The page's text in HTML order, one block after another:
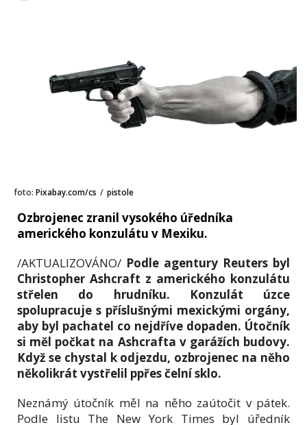
foto: Pixabay.com/cs / pistole
Ozbrojenec zranil vysokého úředníka
amerického konzulátu v Mexiku.
/AKTUALIZOVÁNO/ Podle agentury Reuters byl
Christopher Ashcraft z amerického konzulátu
střelen do hrudníku. Konzulát úzce
spolupracuje s příslušnými mexickými orgány,
aby byl pachatel co nejdříve dopaden. Útočník
si měl počkat na Ashcrafta v garážích budovy.
Když se chystal k odjezdu, ozbrojenec na něho
několikrát vystřelil ppřes čelní sklo.
Neznámý útočník měl na něho zaútočit v pátek.
Podle listu The New York Times byl úředník